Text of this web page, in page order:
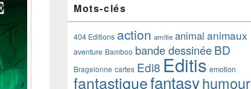
Mots-clés
404 Editions action amitie animal animaux
aventure Bamboo bande dessinéeBD
Bragelonne cartes Edi8 Editis emotion
fantastiquefantasyhumour